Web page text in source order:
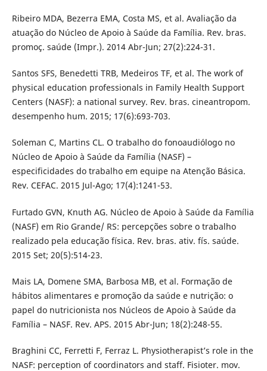
Ribeiro MDA, Bezerra EMA, Costa MS, et al. Avaliação da
atuação do Núcleo de Apoio à Saúde da Família. Rev. bras.
promoç. saúde (Impr.). 2014 Abr-Jun; 27(2):224-31.
Santos SFS, Benedetti TRB, Medeiros TF, et al. The work of
physical education professionals in Family Health Support
Centers (NASF): a national survey. Rev. bras. cineantropom.
desempenho hum. 2015; 17(6):693-703.
Soleman C, Martins CL. O trabalho do fonoaudiólogo no
Núcleo de Apoio à Saúde da Família (NASF) –
especificidades do trabalho em equipe na Atenção Básica.
Rev. CEFAC. 2015 Jul-Ago; 17(4):1241-53.
Furtado GVN, Knuth AG. Núcleo de Apoio à Saúde da Família
(NASF) em Rio Grande/ RS: percepções sobre o trabalho
realizado pela educação física. Rev. bras. ativ. fís. saúde.
2015 Set; 20(5):514-23.
Mais LA, Domene SMA, Barbosa MB, et al. Formação de
hábitos alimentares e promoção da saúde e nutrição: o
papel do nutricionista nos Núcleos de Apoio à Saúde da
Família – NASF. Rev. APS. 2015 Abr-Jun; 18(2):248-55.
Braghini CC, Ferretti F, Ferraz L. Physiotherapist’s role in the
NASF: perception of coordinators and staff. Fisioter. mov.